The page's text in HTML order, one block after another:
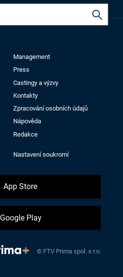
Management
Press
Castingy a výzvy
Kontakty
Zpracování osobních údajů
Nápověda
Redakce
Nastavení soukromí
App Store
Google Play
© FTV Prima spol. s r.o.